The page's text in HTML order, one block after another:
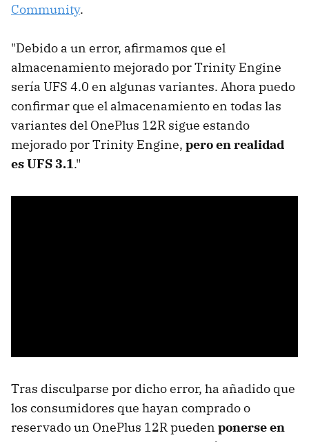
Community.
"Debido a un error, afirmamos que el
almacenamiento mejorado por Trinity Engine
sería UFS 4.0 en algunas variantes. Ahora puedo
confirmar que el almacenamiento en todas las
variantes del OnePlus 12R sigue estando
mejorado por Trinity Engine, pero en realidad
es UFS 3.1."
Tras disculparse por dicho error, ha añadido que
los consumidores que hayan comprado o
reservado un OnePlus 12R pueden ponerse en